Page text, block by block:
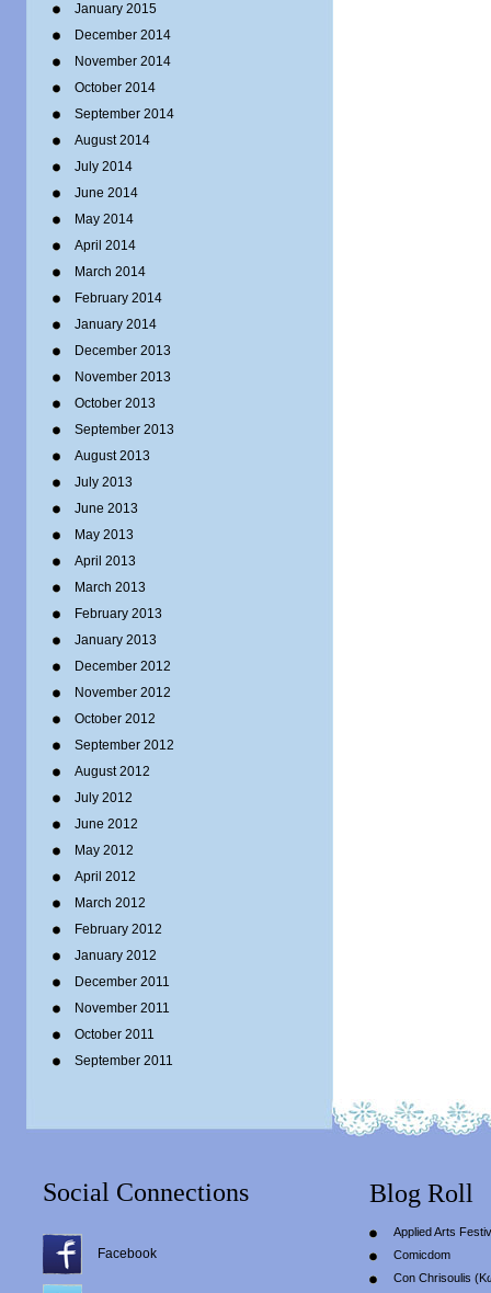
January 2015
December 2014
November 2014
October 2014
September 2014
August 2014
July 2014
June 2014
May 2014
April 2014
March 2014
February 2014
January 2014
December 2013
November 2013
October 2013
September 2013
August 2013
July 2013
June 2013
May 2013
April 2013
March 2013
February 2013
January 2013
December 2012
November 2012
October 2012
September 2012
August 2012
July 2012
June 2012
May 2012
April 2012
March 2012
February 2012
January 2012
December 2011
November 2011
October 2011
September 2011
Social Connections
Facebook
Blog Roll
Applied Arts
Comicdom
Con Chrisoulis